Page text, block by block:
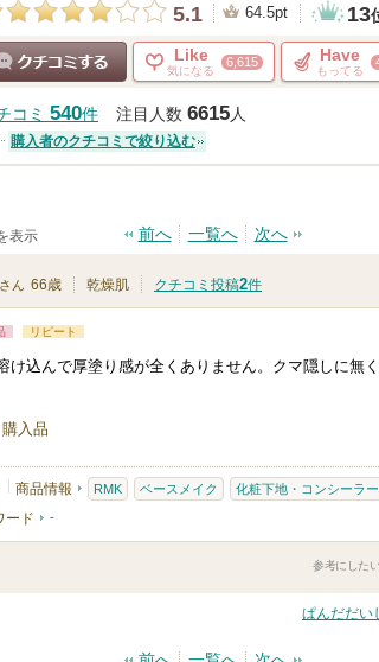
5.1 64.5pt 13
Like
気になる
6,615 Have
もってる
コミ 540件 注目人数 6615人
購入者のクチコミで絞り込む
表示 前へ 一覧へ 次へ
さん 66歳 乾燥肌 クチコミ投稿2件
リピート
け込んで厚塗り感が全くありません。クマ隠しに無
購入品
商品情報 RMK ベースメイク 化粧下地・コンシーラー
ード -
参考にした
ぱんだだい